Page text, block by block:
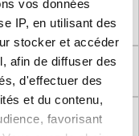
vos données
IP, en utilisant des
stocker et accéder
afin de diffuser des
d'effectuer des
et du contenu,
favorisant
la Sécurité